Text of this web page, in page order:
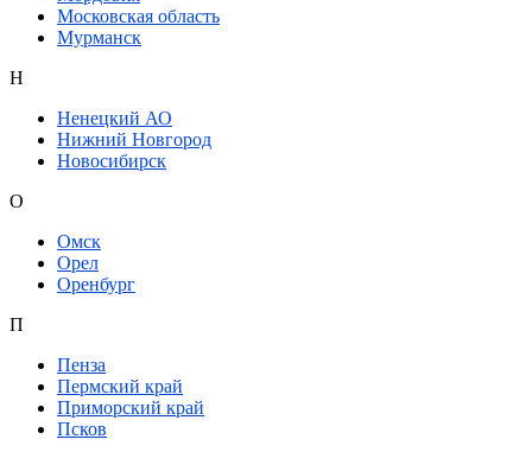
Московская область
Мурманск
Н
Ненецкий АО
Нижний Новгород
Новосибирск
О
Омск
Орел
Оренбург
П
Пенза
Пермский край
Приморский край
Псков